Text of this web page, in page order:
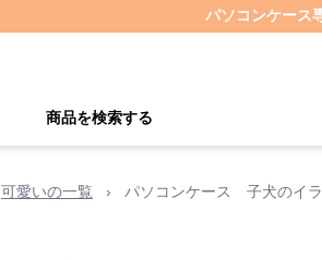
パソコンケース
商品を検索する
可愛いの一覧 › パソコンケース 子犬のイ